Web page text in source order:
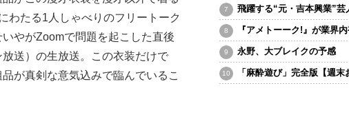
わたる1人しゃべりのフリートーク
やがZoomで問題を起こした直後
送）の生放送。この衣装だけで
が真剣な意気込みで臨んでいるこ
飛躍する“元・吉本興業”芸
『アメトーーク!』が業界
永野、大ブレイクの予感
「麻酔遊び」完全版【週末